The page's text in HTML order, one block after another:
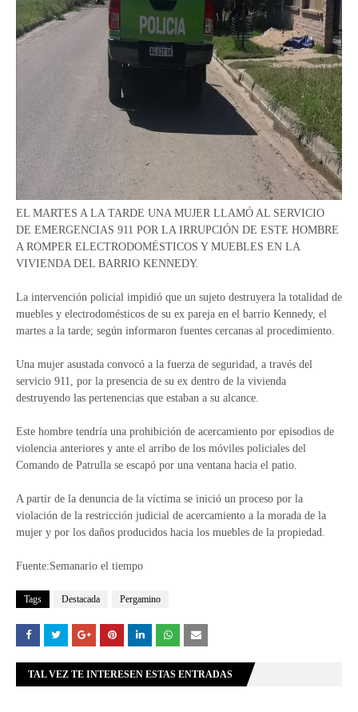
EL MARTES A LA TARDE UNA MUJER LLAMÓ AL SERVICIO
DE EMERGENCIAS 911 POR LA IRRUPCIÓN DE ESTE HOMBRE
A ROMPER ELECTRODOMÉSTICOS Y MUEBLES EN LA
VIVIENDA DEL BARRIO KENNEDY.
La intervención policial impidió que un sujeto destruyera la totalidad de
muebles y electrodomésticos de su ex pareja en el barrio Kennedy, el
martes a la tarde; según informaron fuentes cercanas al procedimiento.
Una mujer asustada convocó a la fuerza de seguridad, a través del
servicio 911, por la presencia de su ex dentro de la vivienda
destruyendo las pertenencias que estaban a su alcance.
Este hombre tendría una prohibición de acercamiento por episodios de
violencia anteriores y ante el arribo de los móviles policiales del
Comando de Patrulla se escapó por una ventana hacia el patio.
A partir de la denuncia de la víctima se inició un proceso por la
violación de la restricción judicial de acercamiento a la morada de la
mujer y por los daños producidos hacia los muebles de la propiedad.
Fuente:Semanario el tiempo
Tags Destacada Pergamino
TAL VEZ TE INTERESEN ESTAS ENTRADAS